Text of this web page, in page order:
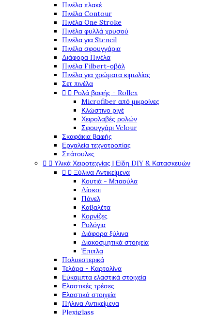
Πινέλα πλακέ
Πινέλα Contour
Πινέλα One Stroke
Πινέλα φυλλά χρυσού
Πινέλα για Stencil
Πινέλα σφουγγάρια
Διάφορα Πινέλα
Πινέλα Filbert-οβάλ
Πινέλα για χρώματα κιμωλίας
Σετ πινέλα
  Ρολά βαφής - Rollex
Microfiber από μικροίνες
Κλώστινο ριγέ
Χειρολαβές ρολών
Σφουγγάρι Velour
Σκαφάκια βαφής
Εργαλεία τεχνοτροπίας
Σπάτουλες
  Υλικά Χειροτεχνίας | Είδη DIY & Κατασκευών
  Ξύλινα Αντικείμενα
Κουτιά - Μπαούλα
Δίσκοι
Πάνελ
Καβαλέτα
Κορνίζες
Ρολόγια
Διάφορα ξύλινα
Διακοσμητικά στοιχεία
Έπιπλα
Πολυεστερικά
Τελάρα - Καρτολίνα
Εύκαμπτα ελαστικά στοιχεία
Ελαστικές τρέσες
Ελαστικά στοιχεία
Πήλινα Αντικείμενα
Plexiglass